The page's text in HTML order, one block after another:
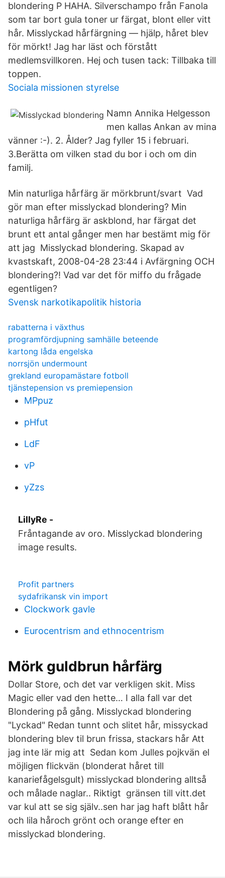
blondering P HAHA. Silverschampo från Fanola
som tar bort gula toner ur färgat, blont eller vitt
hår. Misslyckad hårfärgning — hjälp, håret blev
för mörkt! Jag har läst och förstått
medlemsvillkoren. Hej och tusen tack: Tillbaka till
toppen.
Sociala missionen styrelse
Namn Annika Helgesson
men kallas Ankan av mina
vänner :-). 2. Ålder? Jag fyller 15 i februari.
3.Berätta om vilken stad du bor i och om din
familj.
Min naturliga hårfärg är mörkbrunt/svart Vad
gör man efter misslyckad blondering? Min
naturliga hårfärg är askblond, har färgat det
brunt ett antal gånger men har bestämt mig för
att jag Misslyckad blondering. Skapad av
kvastskaft, 2008-04-28 23:44 i Avfärgning OCH
blondering?! Vad var det för miffo du frågade
egentligen?
Svensk narkotikapolitik historia
rabatterna i växthus
programfördjupning samhälle beteende
kartong låda engelska
norrsjön undermount
grekland europamästare fotboll
tjänstepension vs premiepension
MPpuz
pHfut
LdF
vP
yZzs
LillyRe -
Fråntagande av oro. Misslyckad blondering
image results.
Profit partners
sydafrikansk vin import
Clockwork gavle
Eurocentrism and ethnocentrism
Mörk guldbrun hårfärg
Dollar Store, och det var verkligen skit. Miss
Magic eller vad den hette… I alla fall var det
Blondering på gång. Misslyckad blondering
"Lyckad" Redan tunnt och slitet hår, missyckad
blondering blev til brun frissa, stackars hår Att
jag inte lär mig att Sedan kom Julles pojkvän el
möjligen flickvän (blonderat håret till
kanariefågelsgult) misslyckad blondering alltså
och målade naglar.. Riktigt gränsen till vitt.det
var kul att se sig själv..sen har jag haft blått hår
och lila håroch grönt och orange efter en
misslyckad blondering.